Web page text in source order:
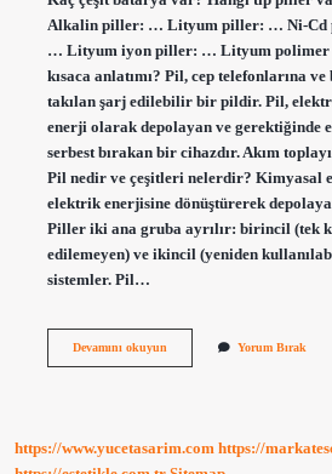
Alkalin piller: … Lityum piller: … Ni-
… Lityum iyon piller: … Lityum polimer
kısaca anlatımı? Pil, cep telefonlarına
takılan şarj edilebilir bir pildir. Pil,
enerji olarak depolayan ve gerektiğinde
serbest bırakan bir cihazdır. Akım
Pil nedir ve çeşitleri nelerdir? Kimyasal
elektrik enerjisine dönüştürerek
Piller iki ana gruba ayrılır: birincil (tek
edilemeyen) ve ikincil (yeniden
sistemler. Pil…
Devamını okuyunBatarya
Yorum Bırak
https://www.yucetasarim.com https://